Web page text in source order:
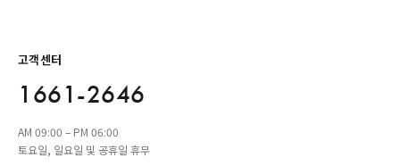
고객센터
1661-2646
AM 09:00 – PM 06:00
토요일, 일요일 및 공휴일 휴무